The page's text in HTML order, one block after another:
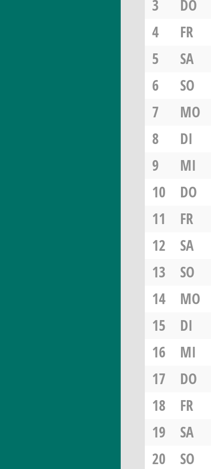
3
DO
4
FR
5
SA
6
SO
7
MO
8
DI
9
MI
10
DO
11
FR
12
SA
13
SO
14
MO
15
DI
16
MI
17
DO
18
FR
19
SA
20
SO